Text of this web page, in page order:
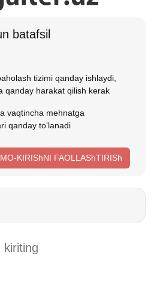
batafsil
tizimi qanday ishlaydi,
qanday harakat qilish kerak
vaqtincha mehnatga
qanday toʻlanadi
KIRIShNI FAOLLAShTIRISh